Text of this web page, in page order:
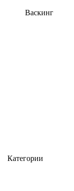
Васкинг
Категории